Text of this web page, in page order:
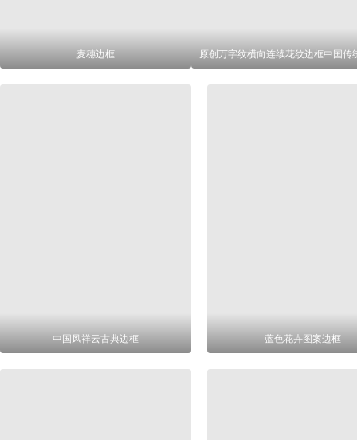
麦穗边框
中国风祥云古典边框 蓝色花卉图案边框